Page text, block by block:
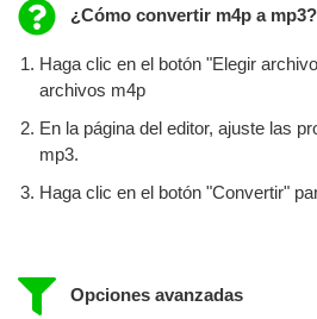
¿Cómo convertir m4p a mp3?
Haga clic en el botón "Elegir
archivos m4p
En la página del editor, ajuste las
mp3.
Haga clic en el botón "Convertir"
Opciones avanzadas